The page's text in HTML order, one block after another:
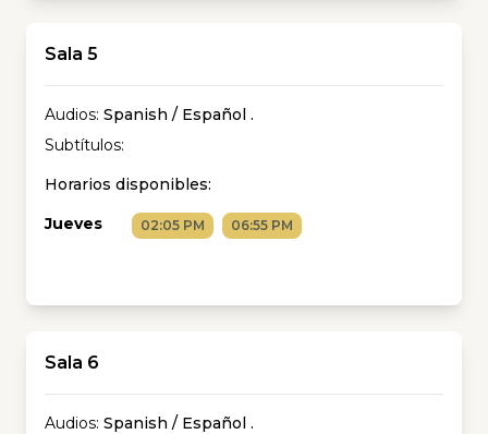
Sala 5
Audios: Spanish / Español .
Subtítulos:
Horarios disponibles:
Jueves
02:05 PM 06:55 PM
Sala 6
Audios: Spanish / Español .